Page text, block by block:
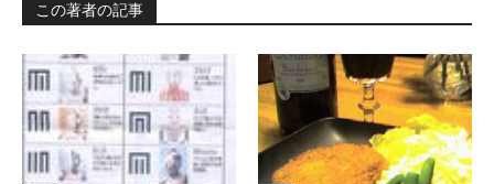
この著者の記事